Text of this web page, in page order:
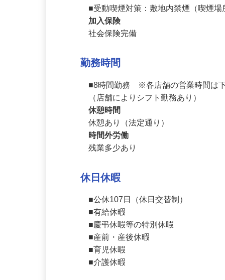
■店長、バイヤー、チーフ候補研修
■条件により正社員雇用有り
■受動喫煙対策：敷地内禁煙（喫煙場
社会保険完備
勤務時間
■8時間勤務　※各店舗の営業時間は
（店舗によりシフト勤務あり）
休憩時間
休憩あり（法定通り）
残業多少あり
休日休暇
■公休107日（休日交替制）
■有給休暇
■慶弔休暇等の特別休暇
■産前・産後休暇